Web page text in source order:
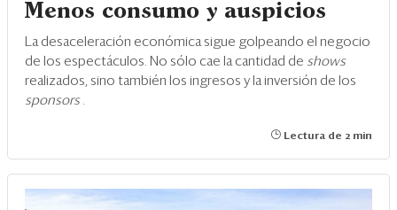
Menos consumo y auspicios
La desaceleración económica sigue golpeando el negocio
de los espectáculos. No sólo cae la cantidad de shows
realizados, sino también los ingresos y la inversión de los
sponsors
Lectura de 2 min